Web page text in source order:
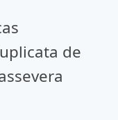
de